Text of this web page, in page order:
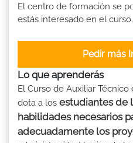
El centro de formación se
estás interesado en el curso.
Pedir más
Lo que aprenderás
El Curso de Auxiliar
dota a los estudiantes de
habilidades necesarios
adecuadamente los